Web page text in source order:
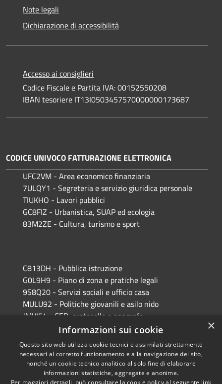
Note legali
Dichiarazione di accessibilità
Accesso ai consiglieri
Codice Fiscale e Partita IVA: 00152550208
IBAN tesoriere IT13I0503457570000000173687
CODICE UNIVOCO FATTURAZIONE ELETTRONICA
UFC2VM - Area economico finanziaria
7ULQY1 - Segreteria e servizio giuridica personale
TIUKHO - Lavori pubblici
GC8FIZ - Urbanistica, SUAP ed ecologia
83M2ZE - Cultura, turismo e sport
C813DH - Pubblica istruzione
G0L9H9 - Piano di zona e pratiche legali
9S8Q20 - Servizi sociali e ufficio casa
MULU92 - Politiche giovanili e asilo nido
JMVI54 - CED, protocollo e anagrafe
EFR931 - Polizia Locale
Copyright © 2026 • Comune di
×
Informazioni sui cookie
Questo sito web utilizza cookie tecnici e assimilati strettamente
necessari al corretto funzionamento e alla navigazione del sito,
nonché un cookie tecnico analitico al solo fine di elaborare
informazioni statistiche, aggregate e anonime.
Per maggiori dettagli, può consultare la cookie policy al seguente link